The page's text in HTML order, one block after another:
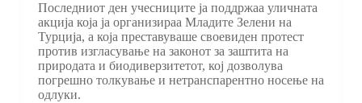
Последниот ден учесниците ја поддржаа уличната
акција која ја организираа Младите Зелени на
Турција, а која преставуваше своевиден протест
против изгласување на законот за заштита на
природата и биодиверзитетот, кој дозволува
погрешно толкување и нетранспарентно носење на
одлуки.